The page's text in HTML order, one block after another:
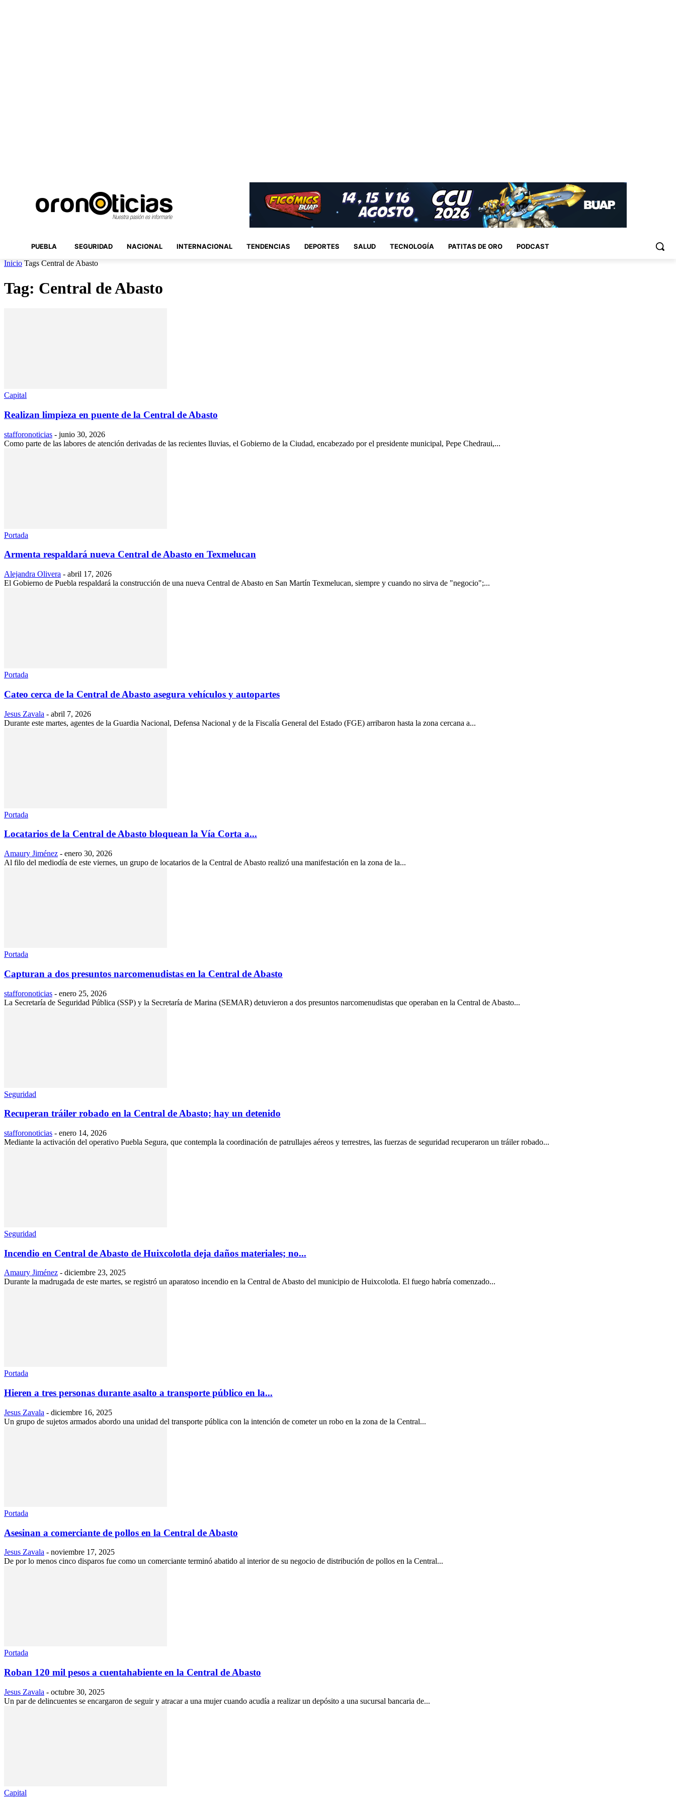
PUEBLA SEGURIDAD NACIONAL INTERNACIONAL TENDENCIAS DEPORTES SALUD TECNOLOGÍA PATITAS DE ORO PODCAST
Inicio Tags Central de Abasto
Tag: Central de Abasto
Capital
Realizan limpieza en puente de la Central de Abasto
stafforonoticias - junio 30, 2026
Como parte de las labores de atención derivadas de las recientes lluvias, el Gobierno de la Ciudad, encabezado por el presidente municipal, Pepe Chedraui,...
Portada
Armenta respaldará nueva Central de Abasto en Texmelucan
Alejandra Olivera - abril 17, 2026
El Gobierno de Puebla respaldará la construcción de una nueva Central de Abasto en San Martín Texmelucan, siempre y cuando no sirva de "negocio";...
Portada
Cateo cerca de la Central de Abasto asegura vehículos y autopartes
Jesus Zavala - abril 7, 2026
Durante este martes, agentes de la Guardia Nacional, Defensa Nacional y de la Fiscalía General del Estado (FGE) arribaron hasta la zona cercana a...
Portada
Locatarios de la Central de Abasto bloquean la Vía Corta a...
Amaury Jiménez - enero 30, 2026
Al filo del mediodía de este viernes, un grupo de locatarios de la Central de Abasto realizó una manifestación en la zona de la...
Portada
Capturan a dos presuntos narcomenudistas en la Central de Abasto
stafforonoticias - enero 25, 2026
La Secretaría de Seguridad Pública (SSP) y la Secretaría de Marina (SEMAR) detuvieron a dos presuntos narcomenudistas que operaban en la Central de Abasto...
Seguridad
Recuperan tráiler robado en la Central de Abasto; hay un detenido
stafforonoticias - enero 14, 2026
Mediante la activación del operativo Puebla Segura, que contempla la coordinación de patrullajes aéreos y terrestres, las fuerzas de seguridad recuperaron un tráiler robado...
Seguridad
Incendio en Central de Abasto de Huixcolotla deja daños materiales; no...
Amaury Jiménez - diciembre 23, 2025
Durante la madrugada de este martes, se registró un aparatoso incendio en la Central de Abasto del municipio de Huixcolotla. El fuego habría comenzado...
Portada
Hieren a tres personas durante asalto a transporte público en la...
Jesus Zavala - diciembre 16, 2025
Un grupo de sujetos armados abordo una unidad del transporte pública con la intención de cometer un robo en la zona de la Central...
Portada
Asesinan a comerciante de pollos en la Central de Abasto
Jesus Zavala - noviembre 17, 2025
De por lo menos cinco disparos fue como un comerciante terminó abatido al interior de su negocio de distribución de pollos en la Central...
Portada
Roban 120 mil pesos a cuentahabiente en la Central de Abasto
Jesus Zavala - octubre 30, 2025
Un par de delincuentes se encargaron de seguir y atracar a una mujer cuando acudía a realizar un depósito a una sucursal bancaria de...
Capital